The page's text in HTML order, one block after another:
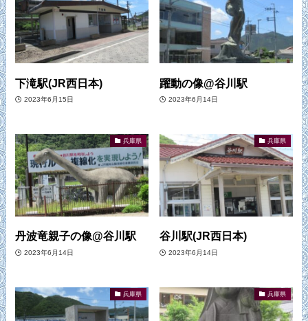
下滝駅(JR西日本)
2023年6月15日
躍動の像@谷川駅
2023年6月14日
兵庫県
丹波竜親子の像@谷川駅
2023年6月14日
兵庫県
谷川駅(JR西日本)
2023年6月14日
兵庫県 兵庫県